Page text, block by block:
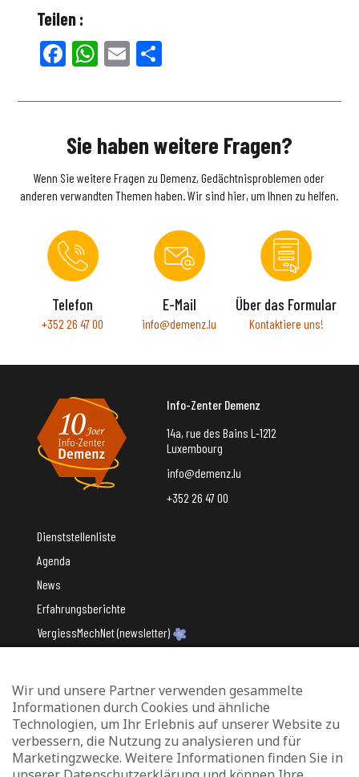
Teilen :
Facebook
WhatsApp
Email
Sie haben weitere Fragen?
Wenn Sie weitere Fragen zu Demenz, Gedächtnisproblemen oder
anderen verwandten Themen haben. Wir sind hier, um Ihnen zu helfen.
Telefon
+352 26 47 00
E-Mail
info@demenz.lu
Über das Formular
Kontaktiere uns!
Info-Zenter Demenz
14a, rue des Bains L-1212
Luxembourg
info@demenz.lu
+352 26 47 00
Dienststellenliste
Agenda
News
Erfahrungsberichte
VergiessMechNet (newsletter)
Mit Unterstützung des
Wir und unsere Partner verwenden gesammelte
Informationen durch Cookies und ähnliche
Technologien, um Ihr Erlebnis auf unserer Website zu
verbessern, die Nutzung zu analysieren und für
Marketingzwecke. Weitere Informationen finden Sie in